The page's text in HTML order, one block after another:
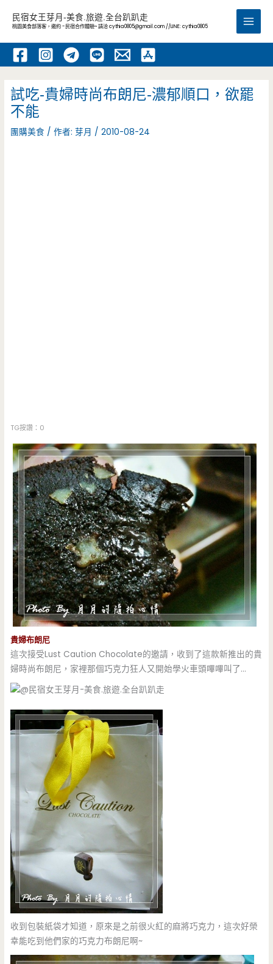
內
民宿女王芽月-美食.旅遊.全台趴趴走
桃園美食部落客，邀約 -民宿合作體驗~ 請洽cythia0805@gmail.com //LINE: cythia0805
Main
試吃-貴婦時尚布朗尼-濃郁順口，欲罷
不能
團購美食 / 作者:芽月 /2010-08-24
TG按讚：0
貴婦布朗尼
這次接受Lust Caution Chocolate的邀請，收到了這款新推出的貴
婦時尚布朗尼，家裡那個巧克力狂人又開始學火車頭嗶嗶叫了…
收到包裝紙袋才知道，原來是之前很火紅的麻將巧克力，這次好榮
幸能吃到他們家的巧克力布朗尼啊~